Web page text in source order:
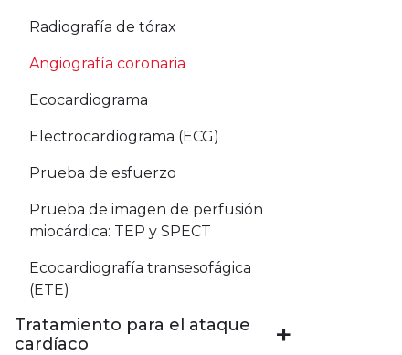
Radiografía de tórax
Angiografía coronaria
Ecocardiograma
Electrocardiograma (ECG)
Prueba de esfuerzo
Prueba de imagen de perfusión
miocárdica: TEP y SPECT
Ecocardiografía transesofágica
(ETE)
Tratamiento para el ataque
cardíaco